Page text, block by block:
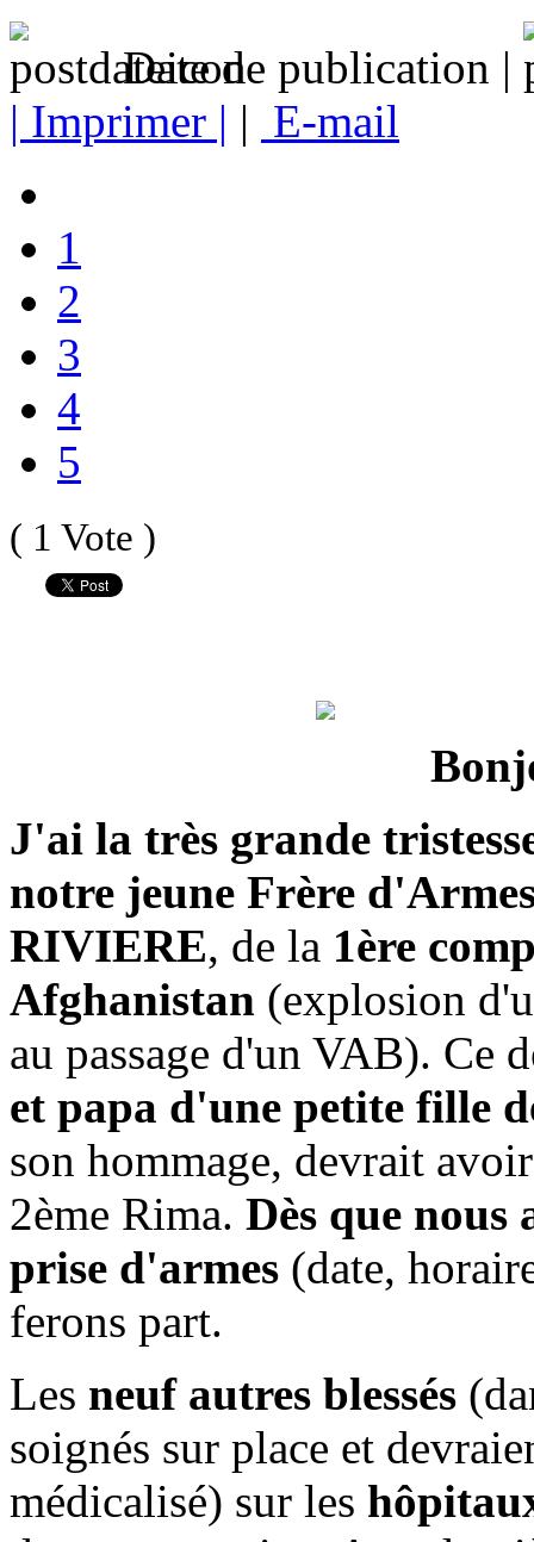
Date de publication |
| Imprimer | | E-mail
1
2
3
4
5
( 1 Vote )
J'ai la très grande
notre jeune Frère
RIVIERE, de la 1ère
Afghanistan (explosion
au passage d'un VAB). Ce
et papa d'une petite fille
son hommage, devrait
2ème Rima. Dès que nous
prise d'armes (date,
ferons part.
Les neuf autres blessés
soignés sur place et
médicalisé) sur les